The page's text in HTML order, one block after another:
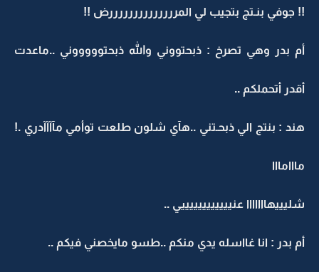
!! جوفي بنـتج بتجيب لي المررررررررررررررض !!
أم بدر وهي تصرخ : ذبحتووني والله ذبحتوووووني ..ماعدت
أقدر أتحملكم ..
هند : بنتج الي ذبحـتني ..هآي شلون طلعت توأمي مآآآآدري .!
مااامااا
شليييهااااااا عنييييييييييييي ..
أم بدر : انا غااسله يدي منكم ..طسو مايخصني فيكم ..